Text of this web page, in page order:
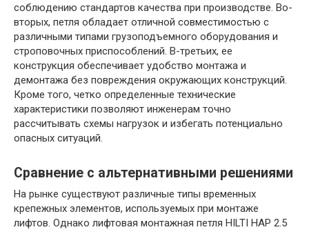
соблюдению стандартов качества при производстве. Во-
вторых, петля обладает отличной совместимостью с
различными типами грузоподъемного оборудования и
строповочных приспособлений. В-третьих, ее
конструкция обеспечивает удобство монтажа и
демонтажа без повреждения окружающих конструкций.
Кроме того, четко определенные технические
характеристики позволяют инженерам точно
рассчитывать схемы нагрузок и избегать потенциально
опасных ситуаций.
Сравнение с альтернативными решениями
На рынке существуют различные типы временных
крепежных элементов, используемых при монтаже
лифтов. Однако лифтовая монтажная петля HILTI HAP 2.5